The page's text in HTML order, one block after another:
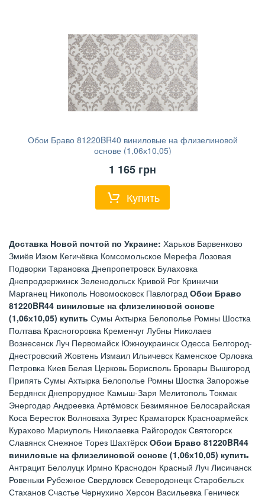
Обои Браво 81220BR40 виниловые на флизелиновой
основе (1,06х10,05)
1 165 грн
Купить
Доставка Новой почтой по Украине: Харьков Барвенково
Змиёв Изюм Кегичёвка Комсомольское Мерефа Лозовая
Подворки Тарановка Днепропетровск Булаховка
Днепродзержинск Зеленодольск Кривой Рог Кринички
Марганец Никополь Новомосковск Павлоград Обои Браво
81220BR44 виниловые на флизелиновой основе
(1,06х10,05) купить Сумы Ахтырка Белополье Ромны Шостка
Полтава Красногоровка Кременчуг Лубны Николаев
Вознесенск Луч Первомайск Южноукраинск Одесса Белгород-
Днестровский Жовтень Измаил Ильичевск Каменское Орловка
Петровка Киев Белая Церковь Борисполь Бровары Вышгород
Припять Сумы Ахтырка Белополье Ромны Шостка Запорожье
Бердянск Днепрорудное Камыш-Заря Мелитополь Токмак
Энергодар Андреевка Артёмовск Безимянное Белосарайская
Коса Бересток Волноваха Зугрес Краматорск Красноармейск
Курахово Мариуполь Николаевка Райгородок Святогорск
Славянск Снежное Торез Шахтёрск Обои Браво 81220BR44
виниловые на флизелиновой основе (1,06х10,05) купить
Антрацит Белолуцк Ирмно Краснодон Красный Луч Лисичанск
Ровеньки Рубежное Свердловск Северодонецк Старобельск
Стаханов Счастье Чернухино Херсон Васильевка Геническ